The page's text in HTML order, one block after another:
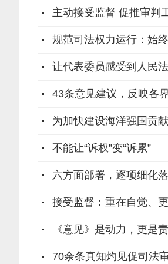
主动接受监督 促推审判
规范司法权力运行：始
让代表委员感受到人民
43条意见建议，反映各
为加快建设海洋强国贡
不能让“诉权”变“诉累”
六方面部署，逐项细化
接受监督：重在自觉、
《意见》是动力，更是责
70余条真知灼见促司法